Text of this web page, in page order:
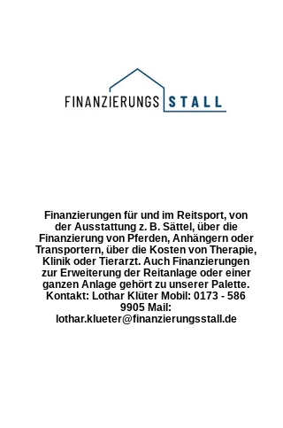
Finanzierungen für und im Reitsport, von
der Ausstattung z. B. Sättel, über die
Finanzierung von Pferden, Anhängern oder
Transportern, über die Kosten von Therapie,
Klinik oder Tierarzt. Auch Finanzierungen
zur Erweiterung der Reitanlage oder einer
ganzen Anlage gehört zu unserer Palette.
Kontakt: Lothar Klüter Mobil: 0173 - 586
9905 Mail:
lothar.klueter@finanzierungsstall.de